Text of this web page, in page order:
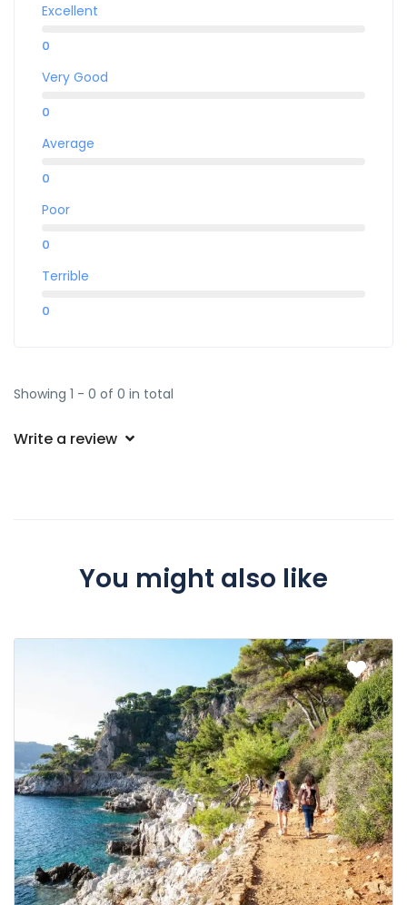
Excellent
0
Very Good
0
Average
0
Poor
0
Terrible
0
Showing 1 - 0 of 0 in total
Write a review
You might also like